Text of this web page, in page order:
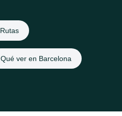
Rutas
Qué ver en Barcelona